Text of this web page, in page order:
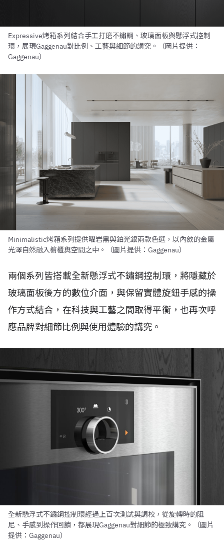
Expressive烤箱系列結合手工打磨不鏽鋼、玻璃面板與懸浮式控制
環，展現Gaggenau對比例、工藝與細節的講究。（圖片提供：
Gaggenau）
Minimalistic烤箱系列提供曜岩黑與鉑光銀兩款色選，以內斂的金屬
光澤自然融入櫥櫃與空間之中。（圖片提供：Gaggenau）
兩個系列皆搭載全新懸浮式不鏽鋼控制環，將隱藏於
玻璃面板後方的數位介面，與保留實體旋鈕手感的操
作方式結合，在科技與工藝之間取得平衡，也再次呼
應品牌對細節比例與使用體驗的講究。
全新懸浮式不鏽鋼控制環經過上百次測試與調校，從旋轉時的阻
尼、手感到操作回饋，都展現Gaggenau對細節的極致講究。（圖片
提供：Gaggenau）